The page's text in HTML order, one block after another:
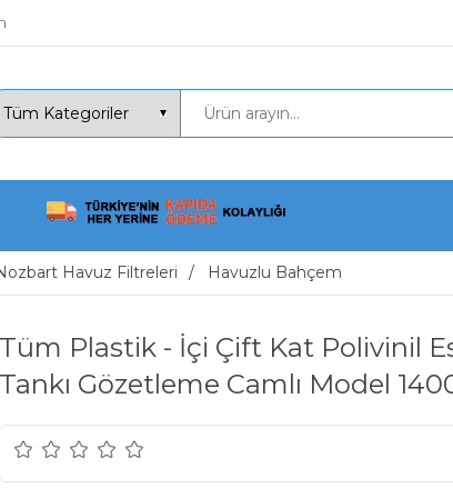
Havuz Filtreleri Havuzlu Bahçem
Tüm Plastik - İçi Çift Kat Polivinil
Tankı Gözetleme Camlı Model